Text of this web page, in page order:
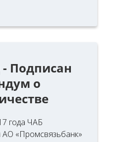
- Подписан
о
года ЧАБ
АО «Промсвязьбанк»